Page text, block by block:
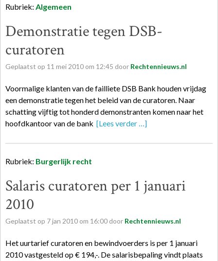
Rubriek: Algemeen
Demonstratie tegen DSB-
curatoren
Geplaatst op 11 mei 2010 om 12:45 door Rechtennieuws.nl
Voormalige klanten van de failliete DSB Bank houden vrijdag
een demonstratie tegen het beleid van de curatoren. Naar
schatting vijftig tot honderd demonstranten komen naar het
hoofdkantoor van de bank [Lees verder …]
Rubriek: Burgerlijk recht
Salaris curatoren per 1 januari
2010
Geplaatst op 7jan 2010 om 16:00 door Rechtennieuws.nl
Het uurtarief curatoren en bewindvoerders is per 1 januari
2010 vastgesteld op € 194,-. De salarisbepaling vindt plaats